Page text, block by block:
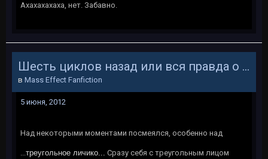
Ахахахахаха, нет. Забавно.
Шесть циклов назад или вся правда о Жнецах
в Mass Effect Fanfiction
5 июня, 2012
Над некоторыми моментами посмеялся, особенно над
треугольное личико...
Сразу себя с треугольным лицом